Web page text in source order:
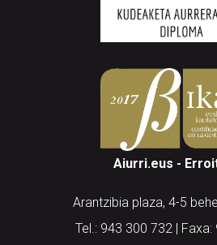
Aiurri.eus -
Arantzibia plaza, 4-5
Tel.: 943 300 732 | Faxa: